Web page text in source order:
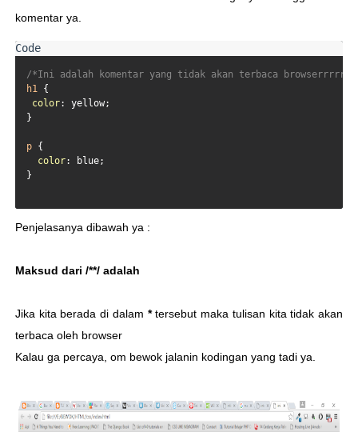
komentar ya.
/*Ini adalah komentar yang tidak akan terbaca
h1 {
color: yellow;
}
p {
color: blue;
}
Penjelasanya dibawah ya :
Maksud dari /**/ adalah
Jika kita berada di dalam *tersebut maka tulisan kita tidak akan
terbaca oleh browser
Kalau ga percaya, om bewok jalanin kodingan yang tadi ya.